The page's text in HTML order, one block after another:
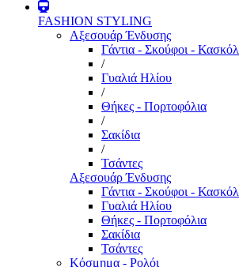
FASHION STYLING
Αξεσουάρ Ένδυσης
Γάντια - Σκούφοι - Κασκόλ
/
Γυαλιά Ηλίου
/
Θήκες - Πορτοφόλια
/
Σακίδια
/
Τσάντες
Αξεσουάρ Ένδυσης
Γάντια - Σκούφοι - Κασκόλ
Γυαλιά Ηλίου
Θήκες - Πορτοφόλια
Σακίδια
Τσάντες
Κόσμημα - Ρολόι